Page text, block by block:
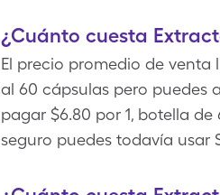
¿Cuánto cuesta
El precio promedio de venta
al 60 cápsulas pero puedes
pagar $6.80 por 1, botella
seguro puedes todavía usar